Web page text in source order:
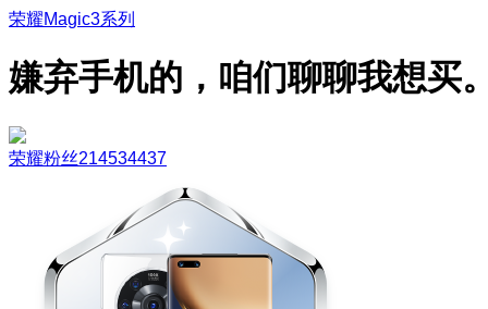
荣耀Magic3系列
嫌弃手机的，咱们聊聊我想买
荣耀粉丝214534437